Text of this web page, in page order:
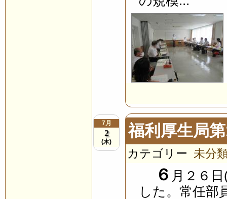
7月
2
(木)
福利厚生局
カテゴリー 未分
６ 月２６
した。常任部